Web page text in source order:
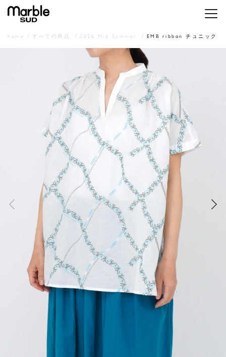
メニ
home すべての商品 2026 Mid Summer EMB ribbon チュニック